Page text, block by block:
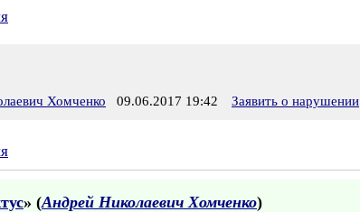
Хомченко 09.06.2017 19:42 Заявить о нарушении
» (Андрей Николаевич Хомченко)